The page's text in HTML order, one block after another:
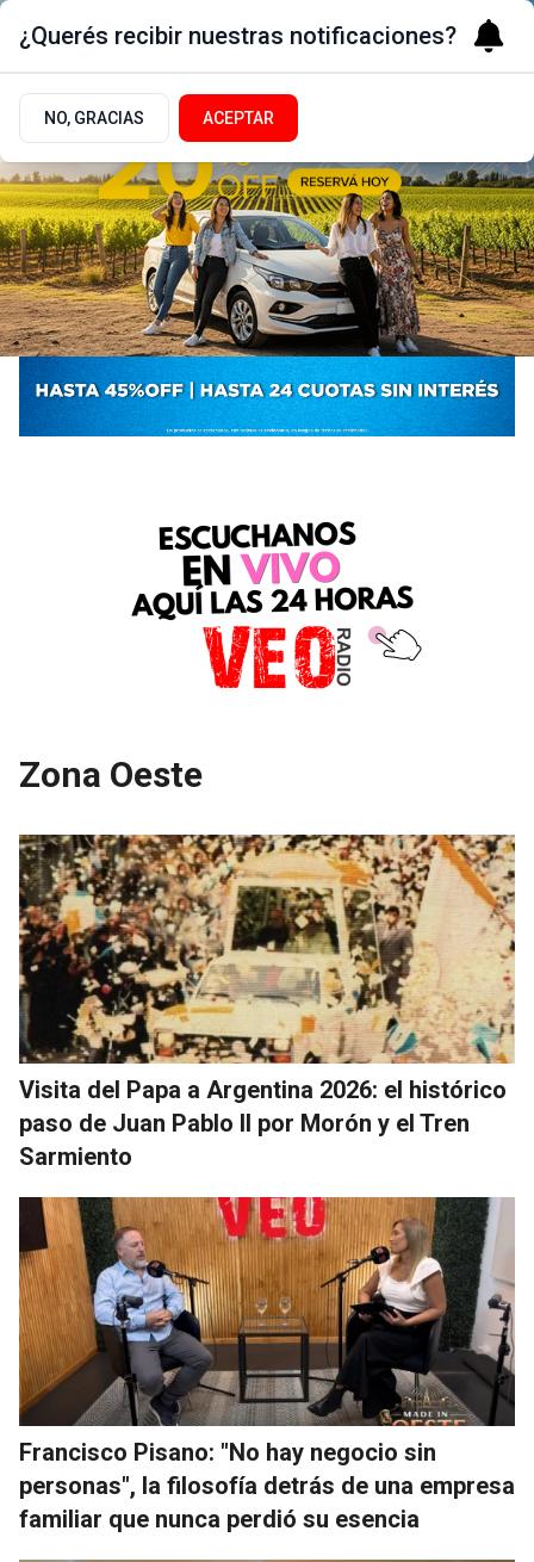
Zona Oeste
Visita del Papa a Argentina 2026: el histórico
paso de Juan Pablo II por Morón y el Tren
Sarmiento
Francisco Pisano: "No hay negocio sin
personas", la filosofía detrás de una empresa
familiar que nunca perdió su esencia
¿Querés recibir nuestras notificaciones?
NO, GRACIAS ACEPTAR